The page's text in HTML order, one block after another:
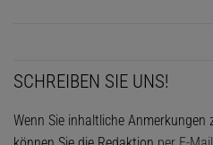
SCHREIBEN SIE UNS!
Wenn Sie inhaltliche Anmerkungen